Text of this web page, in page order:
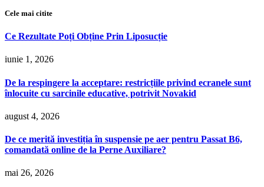
Cele mai citite
Ce Rezultate Poți Obține Prin Liposucție
iunie 1, 2026
De la respingere la acceptare: restricțiile privind ecranele sunt
înlocuite cu sarcinile educative, potrivit Novakid
august 4, 2026
De ce merită investiția în suspensie pe aer pentru Passat B6,
comandată online de la Perne Auxiliare?
mai 26, 2026